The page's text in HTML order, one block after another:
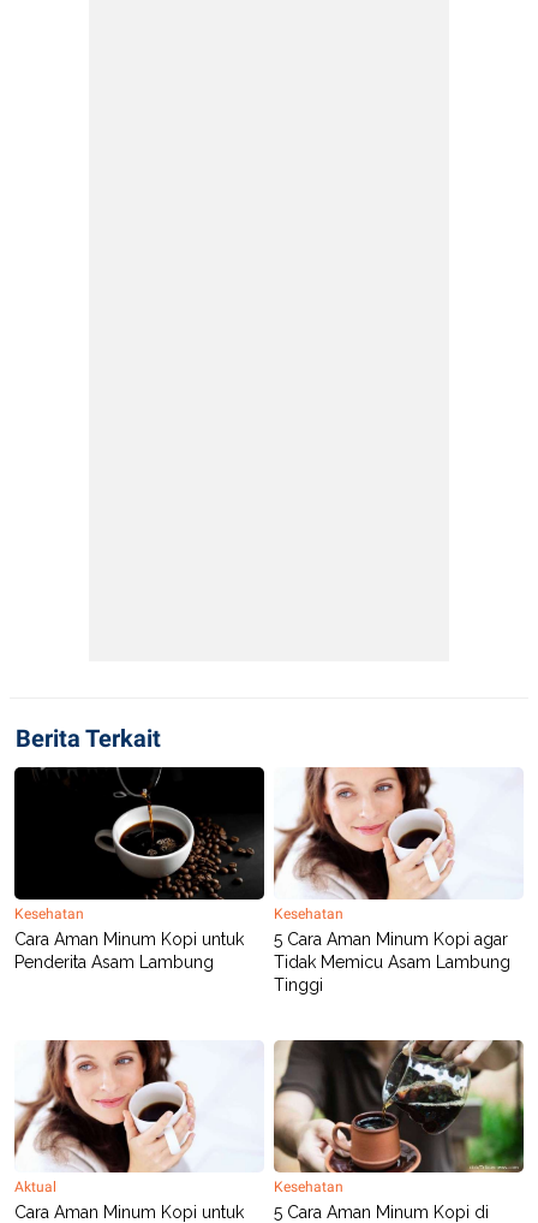
Berita Terkait
Kesehatan
Cara Aman Minum Kopi untuk
Penderita Asam Lambung
Kesehatan
5 Cara Aman Minum Kopi agar
Tidak Memicu Asam Lambung
Tinggi
Aktual
Cara Aman Minum Kopi untuk
Kesehatan
5 Cara Aman Minum Kopi di